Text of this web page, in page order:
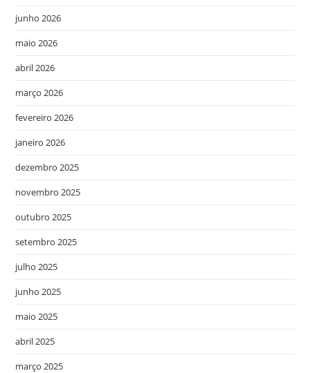
junho 2026
maio 2026
abril 2026
março 2026
fevereiro 2026
janeiro 2026
dezembro 2025
novembro 2025
outubro 2025
setembro 2025
julho 2025
junho 2025
maio 2025
abril 2025
março 2025